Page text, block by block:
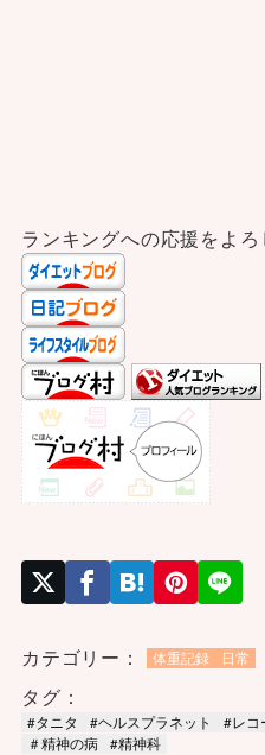
ランキングへの応援をよ
カテゴリー： 体重記録 日常
タグ：
#タニタ #ヘルスプラネット #レコ
＃精神の病
#精神科